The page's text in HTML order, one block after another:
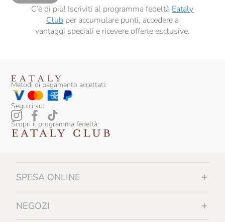
C’è di più! Iscriviti al programma fedeltà Eataly
Clubper accumulare punti, accedere a
vantaggi speciali e ricevere offerte esclusive.
Metodi di pagamento accettati:
Seguici su:
Scopri il programma fedeltà:
SPESA ONLINE
NEGOZI